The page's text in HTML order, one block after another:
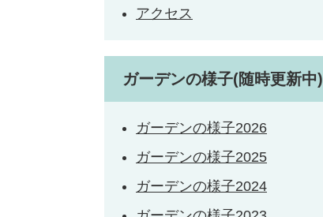
アクセス
ガーデンの様子(随時更新中)
ガーデンの様子2026
ガーデンの様子2025
ガーデンの様子2024